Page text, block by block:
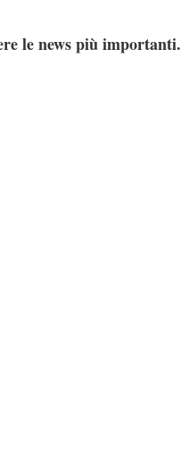
le news più importanti.